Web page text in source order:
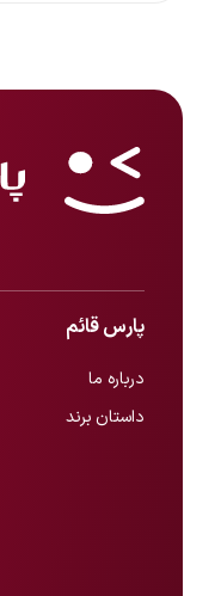
پارس قائم
درباره ما
داستان برند